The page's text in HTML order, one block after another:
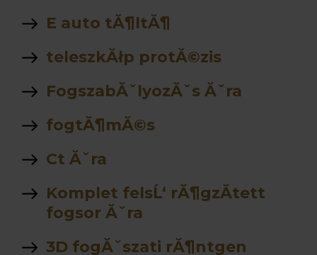
E auto tĂ¶ltĂ¶
teleszkĂłp protĂ©zis
FogszabĂˇlyozĂˇs Ăˇra
fogtĂ¶mĂ©s
Ct Ăˇra
Komplet felsĹ‘ rĂ¶gzĂ­tett
fogsor Ăˇra
3D fogĂˇszati rĂ¶ntgen